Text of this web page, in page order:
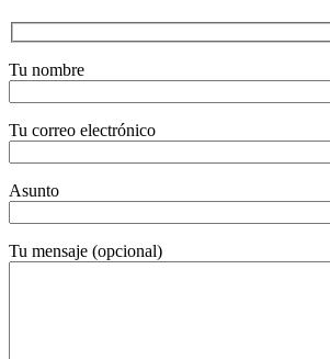
Tu nombre
Tu correo electrónico
Asunto
Tu mensaje (opcional)